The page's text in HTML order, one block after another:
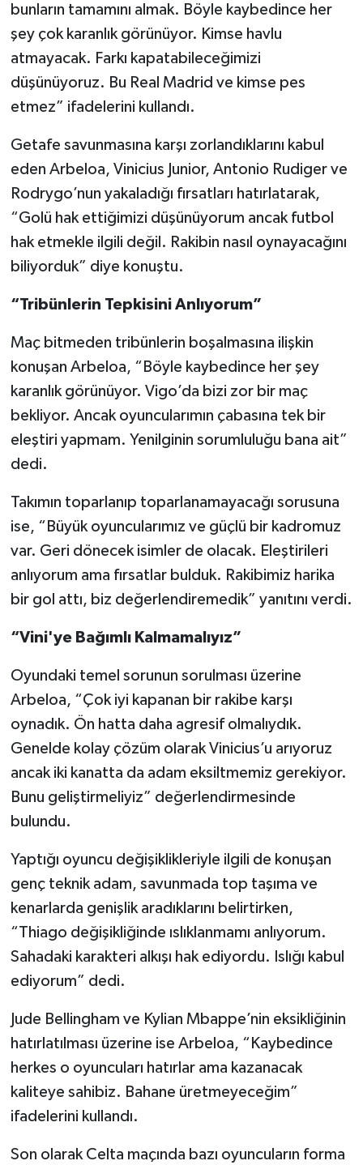
bunların tamamını almak. Böyle kaybedince her
şey çok karanlık görünüyor. Kimse havlu
atmayacak. Farkı kapatabileceğimizi
düşünüyoruz. Bu Real Madrid ve kimse pes
etmez” ifadelerini kullandı.
Getafe savunmasına karşı zorlandıklarını kabul
eden Arbeloa, Vinicius Junior, Antonio Rudiger ve
Rodrygo’nun yakaladığı fırsatları hatırlatarak,
“Golü hak ettiğimizi düşünüyorum ancak futbol
hak etmekle ilgili değil. Rakibin nasıl oynayacağını
biliyorduk” diye konuştu.
“Tribünlerin Tepkisini Anlıyorum”
Maç bitmeden tribünlerin boşalmasına ilişkin
konuşan Arbeloa, “Böyle kaybedince her şey
karanlık görünüyor. Vigo’da bizi zor bir maç
bekliyor. Ancak oyuncularımın çabasına tek bir
eleştiri yapmam. Yenilginin sorumluluğu bana ait”
dedi.
Takımın toparlanıp toparlanamayacağı sorusuna
ise, “Büyük oyuncularımız ve güçlü bir kadromuz
var. Geri dönecek isimler de olacak. Eleştirileri
anlıyorum ama fırsatlar bulduk. Rakibimiz harika
bir gol attı, biz değerlendiremedik” yanıtını verdi.
“Vini'ye Bağımlı Kalmamalıyız”
Oyundaki temel sorunun sorulması üzerine
Arbeloa, “Çok iyi kapanan bir rakibe karşı
oynadık. Ön hatta daha agresif olmalıydık.
Genelde kolay çözüm olarak Vinicius’u arıyoruz
ancak iki kanatta da adam eksiltmemiz gerekiyor.
Bunu geliştirmeliyiz” değerlendirmesinde
bulundu.
Yaptığı oyuncu değişiklikleriyle ilgili de konuşan
genç teknik adam, savunmada top taşıma ve
kenarlarda genişlik aradıklarını belirtirken,
“Thiago değişikliğinde ıslıklanmamı anlıyorum.
Sahadaki karakteri alkışı hak ediyordu. Islığı kabul
ediyorum” dedi.
Jude Bellingham ve Kylian Mbappe’nin eksikliğinin
hatırlatılması üzerine ise Arbeloa, “Kaybedince
herkes o oyuncuları hatırlar ama kazanacak
kaliteye sahibiz. Bahane üretmeyeceğim”
ifadelerini kullandı.
Son olarak Celta maçında bazı oyuncuların forma
Bisiklet
Boks
Halter
Motor Sporları
Su Sporları